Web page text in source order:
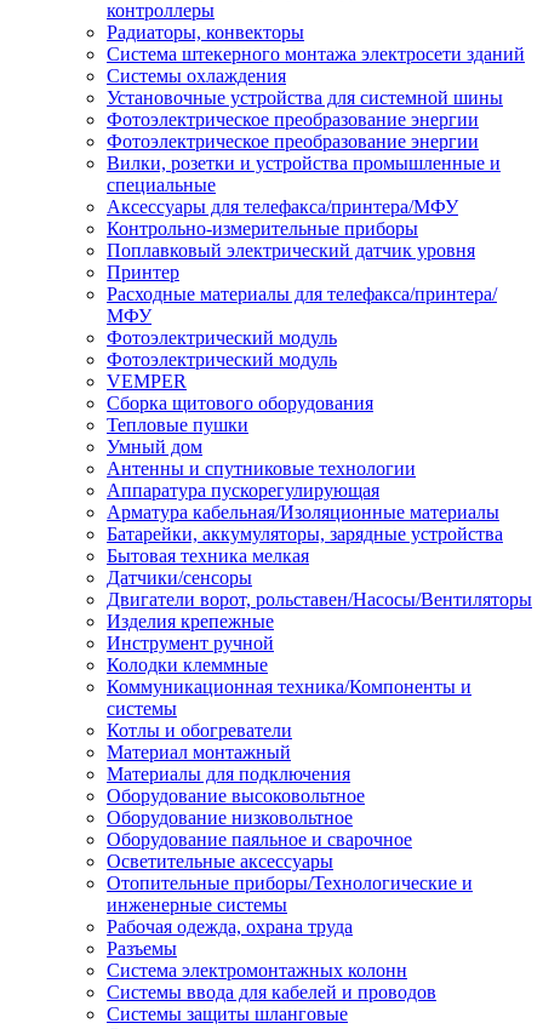
контроллеры
Радиаторы, конвекторы
Система штекерного монтажа электросети зданий
Системы охлаждения
Установочные устройства для системной шины
Фотоэлектрическое преобразование энергии
Фотоэлектрическое преобразование энергии
Вилки, розетки и устройства промышленные и
специальные
Аксессуары для телефакса/принтера/МФУ
Контрольно-измерительные приборы
Поплавковый электрический датчик уровня
Принтер
Расходные материалы для телефакса/принтера/
МФУ
Фотоэлектрический модуль
Фотоэлектрический модуль
VEMPER
Сборка щитового оборудования
Тепловые пушки
Умный дом
Антенны и спутниковые технологии
Аппаратура пускорегулирующая
Арматура кабельная/Изоляционные материалы
Батарейки, аккумуляторы, зарядные устройства
Бытовая техника мелкая
Датчики/сенсоры
Двигатели ворот, рольставен/Насосы/Вентиляторы
Изделия крепежные
Инструмент ручной
Колодки клеммные
Коммуникационная техника/Компоненты и
системы
Котлы и обогреватели
Материал монтажный
Материалы для подключения
Оборудование высоковольтное
Оборудование низковольтное
Оборудование паяльное и сварочное
Осветительные аксессуары
Отопительные приборы/Технологические и
инженерные системы
Рабочая одежда, охрана труда
Разъемы
Система электромонтажных колонн
Системы ввода для кабелей и проводов
Системы защиты шланговые